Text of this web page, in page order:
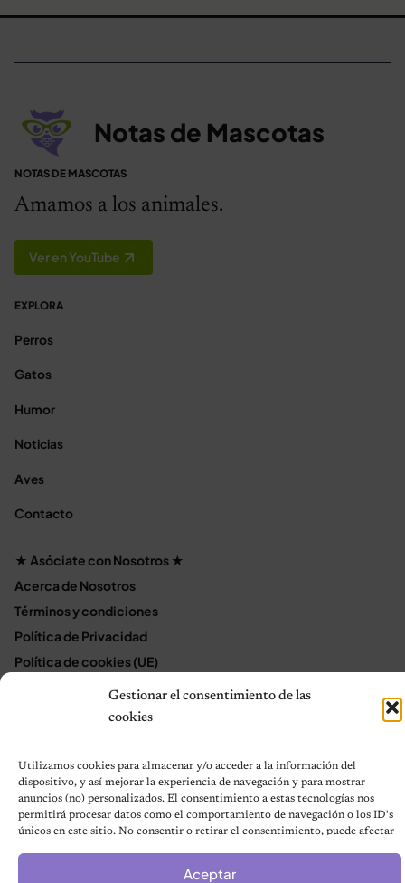
Gestionar el consentimiento de las
cookies
Utilizamos cookies para almacenar y/o acceder a la información del
dispositivo, y así mejorar la experiencia de navegación y para mostrar
anuncios (no) personalizados. El consentimiento a estas tecnologías nos
permitirá procesar datos como el comportamiento de navegación o los ID's
únicos en este sitio. No consentir o retirar el consentimiento, puede afectar
Aceptar
Notas de Mascotas
NOTAS DE MASCOTAS
Amamos a los animales.
Ver en YouTube
EXPLORA
Perros
Gatos
Humor
Noticias
Aves
Contacto
★ Asóciate con Nosotros ★
Acerca de Nosotros
Términos y condiciones
Política de Privacidad
Política de cookies (UE)
© 2026 Notas de Mascotas
Política de privacidad